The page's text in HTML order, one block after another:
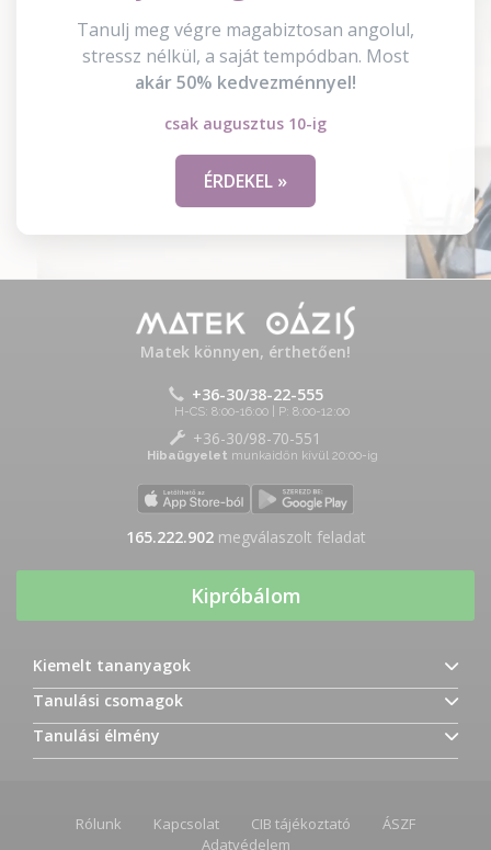
Tanulj meg végre magabiztosan angolul,
stressz nélkül, a saját tempódban. Most
akár 50% kedvezménnyel!
csak augusztus 10-ig
ÉRDEKEL »
Matek könnyen, érthetően!
+36-30/38-22-555
H-CS: 8:00-16:00 | P: 8:00-12:00
+36-30/98-70-551
Hibaügyelet munkaidőn kívül 20:00-ig
165.222.902megválaszolt feladat
Kipróbálom
Kiemelt tananyagok
Tanulási csomagok
Tanulási élmény
Rólunk Kapcsolat CIB tájékoztató
ÁSZF
Adatvédelem